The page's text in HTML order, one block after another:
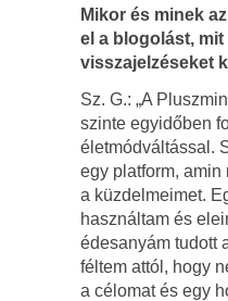
Mikor és minek
el a blogolást, mit
visszajelzéseket
Sz. G.: „A
szinte egyidőben
életmódváltással.
egy platform,
a küzdelmeimet.
használtam és
édesanyám tudott
féltem attól, hogy
a célomat és egy